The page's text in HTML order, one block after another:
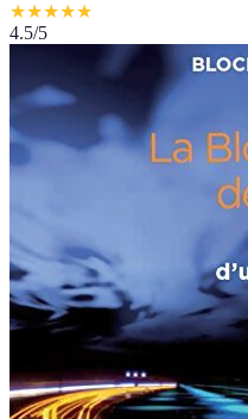
★★★★★
4.5/5